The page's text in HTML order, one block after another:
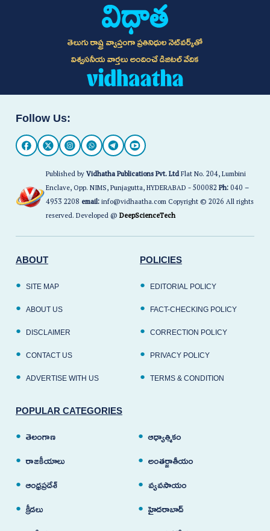
తెలుగు రాష్ట్ర వ్యాప్తంగా ప్రతినిధుల నెట్‌వర్క్‌తో
విశ్వసనీయ వార్తలు అందించే డిజిటల్ వేదిక
Follow Us:
Published byVidhatha Publications Pvt. LtdFlat No. 204, Lumbini
Enclave, Opp. NIMS, Punjagutta, HYDERABAD - 500082Ph:040 –
4953 2208 email:info@vidhaatha.com Copyright © 2026 All rights
reserved. Developed @DeepScienceTech
ABOUT
SITE MAP
ABOUT US
DISCLAIMER
CONTACT US
ADVERTISE WITH US
POLICIES
EDITORIAL POLICY
FACT-CHECKING POLICY
CORRECTION POLICY
PRIVACY POLICY
TERMS & CONDITION
POPULAR CATEGORIES
తెలంగాణ ఆధ్యాత్మికం
రాజకీయాలు అంతర్జాతీయం
ఆంధ్రప్రదేశ్ వ్యవసాయం
క్రీడలు హైదరాబాద్